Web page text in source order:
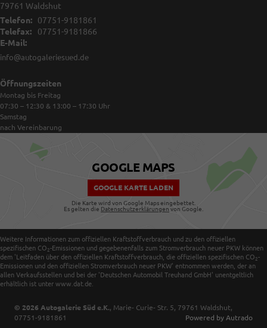
79761 Waldshut
Telefon:
07751-9181861
Telefax:
07751-9181866
E-Mail:
info@autogaleriesued.de
Öffnungszeiten
Montag bis Freitag
07:30 – 12:30 & 13:00 – 17:30 Uhr
Samstag
nach Vereinbarung
GOOGLE MAPS
GOOGLE KARTE LADEN
Die Karte wird von Google Maps eingebettet.
Es gelten die Datenschutzerklärungen von Google.
Weitere Informationen zum offiziellen Kraftstoffverbrauch und zu den offiziellen
spezifischen CO 2-Emissionen und gegebenenfalls zum Stromverbrauch neuer PKW können
dem 'Leitfaden über den offiziellen Kraftstoffverbrauch, die offiziellen spezifischen CO 2-
Emissionen und den offiziellen Stromverbrauch neuer PKW' entnommen werden, der an
allen Verkaufsstellen und bei der 'Deutschen Automobil Treuhand GmbH' unentgeltlich
erhältlich ist unter www.dat.de.
© 2026 Autogalerie Süd e.K., Marie- Curie- Str. 5, 79761 Waldshut,
07751-9181861
Powered by Autrado